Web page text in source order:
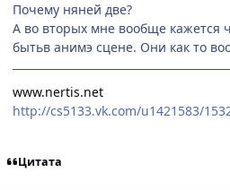
Почему няней две?
А во вторых мне вообще кажется
бытьв анимэ сцене. Они как то
www.nertis.net
http://cs5133.vk.com/u1421583/
Цитата